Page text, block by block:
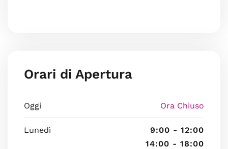
Orari di Apertura
Oggi Ora Chiuso
Lunedì
9:00 - 12:00
14:00 - 18:00